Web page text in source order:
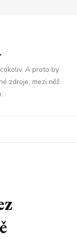
A proto by
zdroje, mezi něž